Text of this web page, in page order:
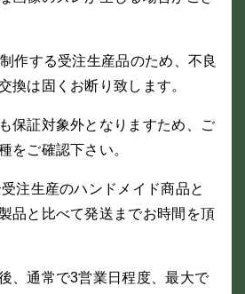
作する受注生産品のため、不良
換は固くお断り致します。
保証対象外となりますため、ご
をご確認下さい。
注生産のハンドメイド商品と
品と比べて発送までお時間を頂
、通常で3営業日程度、最大で